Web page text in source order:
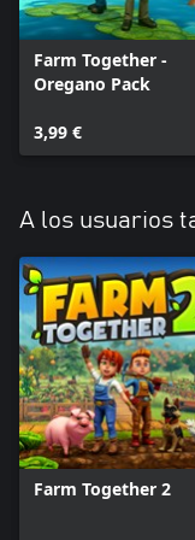
Farm Together -
Oregano Pack
3,99 €
A los usuarios
Farm Together 2